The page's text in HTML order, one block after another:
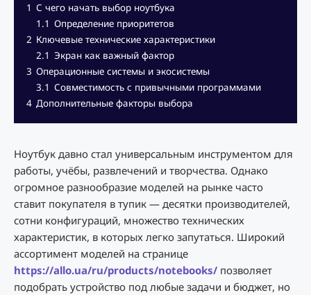
1 С чего начать выбор ноутбука
1.1 Определение приоритетов
2 Ключевые технические характеристики
2.1 Экран как важный фактор
3 Операционные системы и экосистемы
3.1 Совместимость с привычными программами
4 Дополнительные факторы выбора
Ноутбук давно стал универсальным инструментом для
работы, учёбы, развлечений и творчества. Однако
огромное разнообразие моделей на рынке часто
ставит покупателя в тупик — десятки производителей,
сотни конфигураций, множество технических
характеристик, в которых легко запутаться. Широкий
ассортимент моделей на странице
https://allo.ua/ru/products/notebooks/ позволяет
подобрать устройство под любые задачи и бюджет, но